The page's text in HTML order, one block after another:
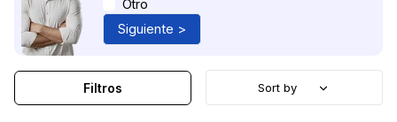
Otro
Siguiente >
Filtros Sort by